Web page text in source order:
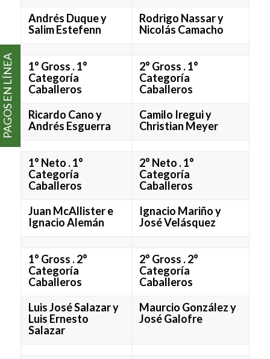
Andrés Duque y
Salim Estefenn
Rodrigo Nassar y
Nicolás Camacho
1° Gross . 1°
Categoría
Caballeros
2° Gross . 1°
Categoría
Caballeros
Ricardo Cano y
Andrés Esguerra
Camilo Iregui y
Christian Meyer
1° Neto . 1°
Categoría
Caballeros
2° Neto . 1°
Categoría
Caballeros
Juan McAllister e
Ignacio Alemán
Ignacio Mariño y
José Velásquez
1° Gross . 2°
Categoría
Caballeros
2° Gross . 2°
Categoría
Caballeros
Luis José Salazar y
Luis Ernesto
Salazar
Maurcio González y
José Galofre
PAGOS EN LÍNEA